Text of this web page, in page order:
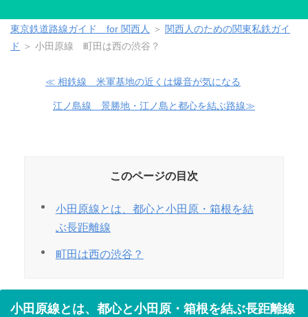
東京鉄道路線ガイド for 関西人 ＞ 関西人のための関東私鉄ガイ
ド ＞ 小田原線 町田は西の渋谷？
≪ 相鉄線 米軍基地の近くは爆音が気になる
江ノ島線 景勝地・江ノ島と都心を結ぶ路線≫
このページの目次
小田原線とは、都心と小田原・箱根を結
ぶ長距離線
町田は西の渋谷？
小田原線とは、都心と小田原・箱根を結ぶ長距離線